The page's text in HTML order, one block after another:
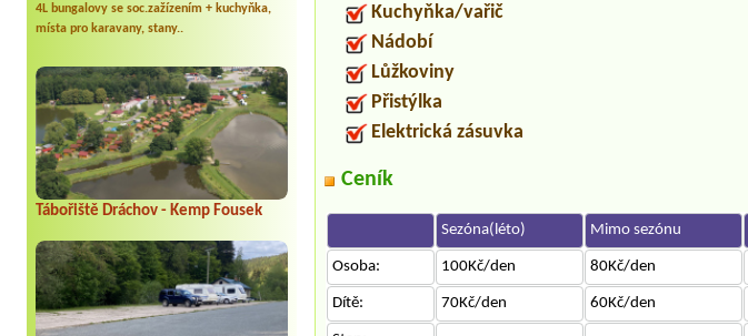
4L bungalovy se soc.zažízením + kuchyňka,
místa pro karavany, stany..
Tábořiště Dráchov - Kemp Fousek
Kuchyňka/vařič
Nádobí
Lůžkoviny
Přistýlka
Elektrická zásuvka
Ceník
Sezóna(léto) Mimo sezónu
Osoba: 100Kč/den 80Kč/den
Dítě: 70Kč/den 60Kč/den